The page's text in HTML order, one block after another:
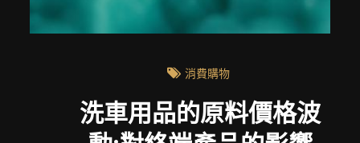
消費購物
洗車用品的原料價格波